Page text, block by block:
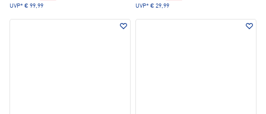
UVP* € 99,99
UVP* € 29,99